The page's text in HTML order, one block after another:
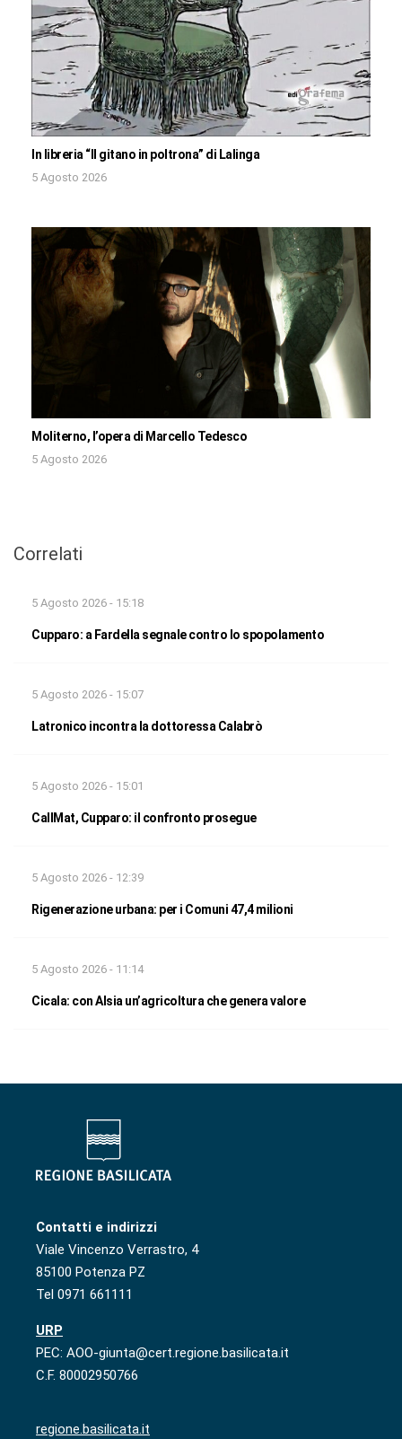
In libreria “Il gitano in poltrona” di Lalinga
5 Agosto 2026
Moliterno, l’opera di Marcello Tedesco
5 Agosto 2026
Correlati
5 Agosto 2026 - 15:18
Cupparo: a Fardella segnale contro lo spopolamento
5 Agosto 2026 - 15:07
Latronico incontra la dottoressa Calabrò
5 Agosto 2026 - 15:01
CallMat, Cupparo: il confronto prosegue
5 Agosto 2026 - 12:39
Rigenerazione urbana: per i Comuni 47,4 milioni
5 Agosto 2026 - 11:14
Cicala: con Alsia un’agricoltura che genera valore
Contatti e indirizzi
Viale Vincenzo Verrastro, 4
85100 Potenza PZ
Tel 0971 661111
URP
PEC: AOO-giunta@cert.regione.basilicata.it
C.F. 80002950766
regione.basilicata.it